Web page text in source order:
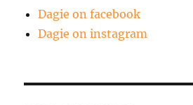
Dagie on facebook
Dagie on instagram